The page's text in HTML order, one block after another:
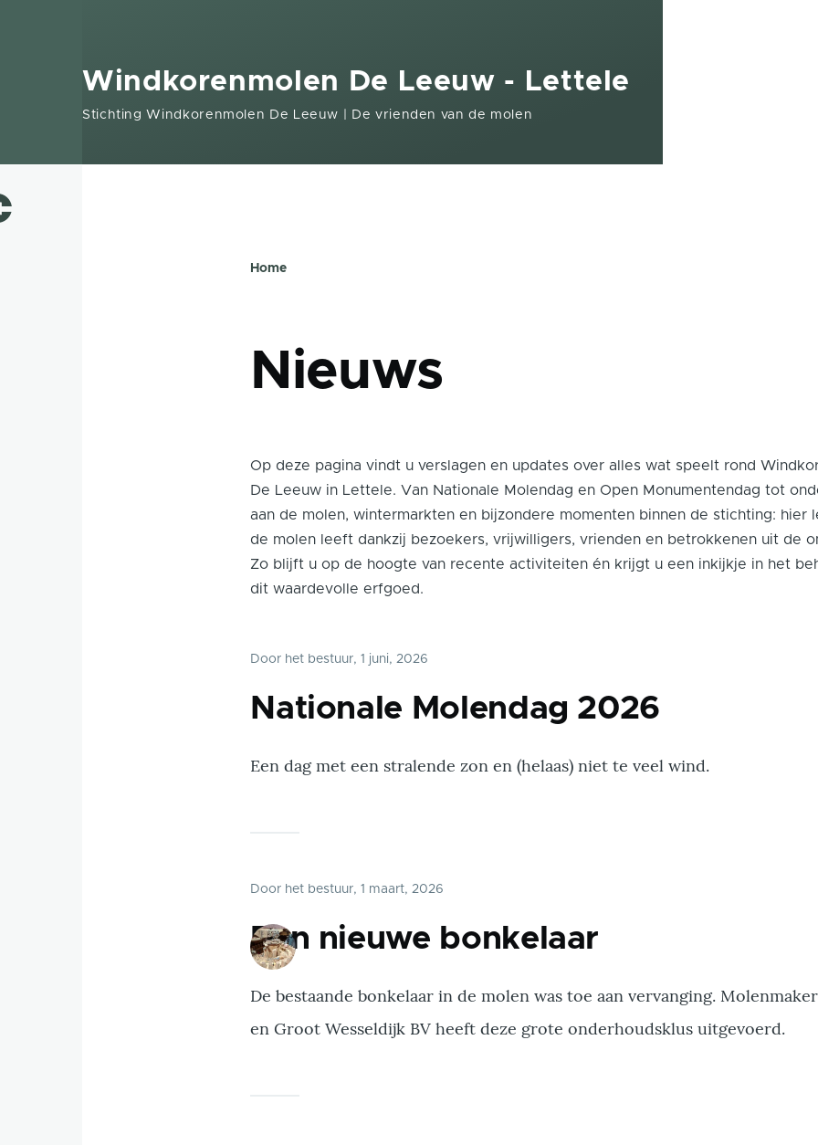
Windkorenmolen De Leeuw - Lettele
Stichting Windkorenmolen De Leeuw | De vrienden van de molen
Home
Nieuws
Op deze pagina vindt u verslagen en updates over alles wat speelt rond
De Leeuw in Lettele. Van Nationale Molendag en Open Monumentendag tot
aan de molen, wintermarkten en bijzondere momenten binnen de stichting: hier
de molen leeft dankzij bezoekers, vrijwilligers, vrienden en betrokkenen uit de
Zo blijft u op de hoogte van recente activiteiten én krijgt u een inkijkje in het
dit waardevolle erfgoed.
Door het bestuur, 1 juni, 2026
Nationale Molendag 2026
Een dag met een stralende zon en (helaas) niet te veel wind.
Door het bestuur, 1 maart, 2026
Een nieuwe bonkelaar
De bestaande bonkelaar in de molen was toe aan vervanging.
en Groot Wesseldijk BV heeft deze grote onderhoudsklus uitgevoerd.